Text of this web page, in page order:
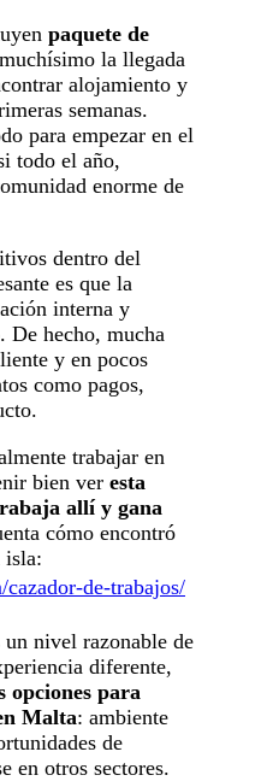
paquete de
la llegada
alojamiento y
semanas.
para empezar en el
todo el año,
enorme de
dentro del
es que la
interna y
De hecho, mucha
y en pocos
como pagos,
trabajar en
bien ver esta
allí y gana
cómo encontró
isla:
de-trabajos/
un nivel razonable de
diferente,
opciones para
Malta: ambiente
de
en otros sectores.